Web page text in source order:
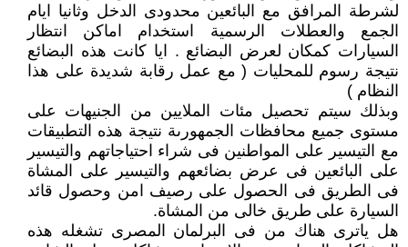
لشرطة المرافق مع البائعين محدودى الدخل وثانيا ايام
الجمع والعطلات الرسمية استخدام اماكن انتظار
السيارات كمكان لعرض البضائع . ايا كانت هذه البضائع
نتيجة رسوم للمحليات ( مع عمل رقابة شديدة على هذا
النظام )
وبذلك سيتم تحصيل مئات الملايين من الجنيهات على
مستوى جميع محافظات الجمهورىة نتيجة هذه التطبيقات
مع التيسير على المواطنين فى شراء احتياجاتهم والتيسير
على البائعين فى عرض بضائعهم والتيسير على المشاة
فى الطريق فى الحصول على رصيف امن وحصول قائد
السيارة على طريق خالى من المشاة.
هل ياترى هناك من فى البرلمان المصرى تشغله هذه